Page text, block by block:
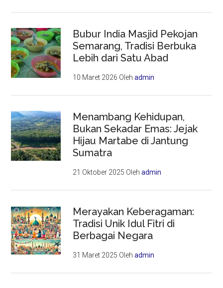
Bubur India Masjid Pekojan
Semarang, Tradisi Berbuka
Lebih dari Satu Abad
10 Maret 2026 Olehadmin
Menambang Kehidupan,
Bukan Sekadar Emas: Jejak
Hijau Martabe di Jantung
Sumatra
21 Oktober 2025 Olehadmin
Merayakan Keberagaman:
Tradisi Unik Idul Fitri di
Berbagai Negara
31 Maret 2025 Olehadmin